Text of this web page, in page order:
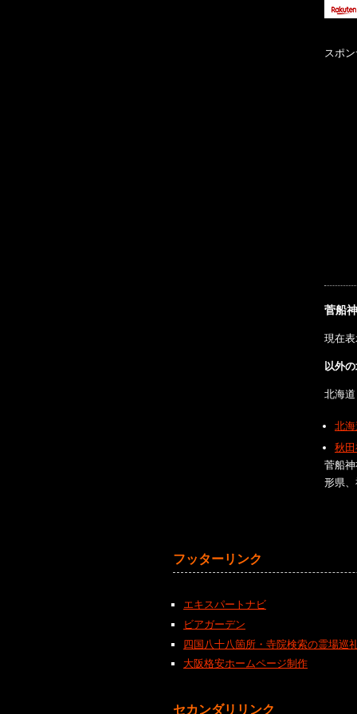
スポ
菅船
現在
以外
北海
北
秋
菅船
形県
フッターリンク
エキスパートナビ
ビアガーデン
四国八十八箇所・寺院検索の霊場巡
大阪格安ホームページ制作
セカンダリリンク